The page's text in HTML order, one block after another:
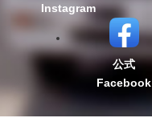
Instagram
公式
Facebook